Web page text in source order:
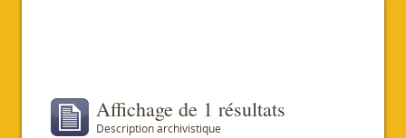
Affichage de 1 résultats
Description archivistique